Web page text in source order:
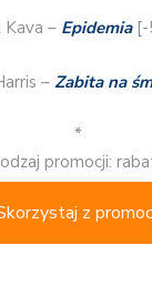
– Epidemia[-
– Zabita na
*
promocji:
z